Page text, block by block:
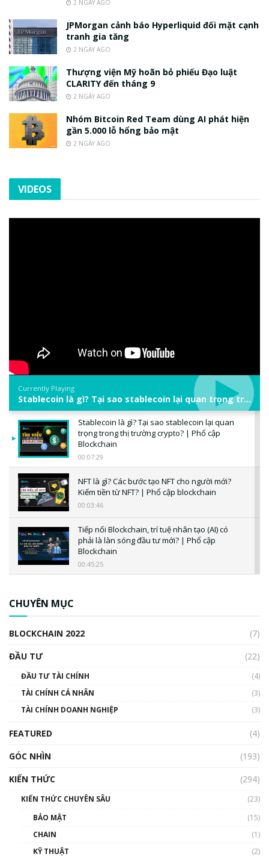
2 NGÀY AGO
JPMorgan cảnh báo Hyperliquid đối mặt cạnh
tranh gia tăng
2 NGÀY AGO
Thượng viện Mỹ hoãn bỏ phiếu Đạo luật
CLARITY đến tháng 9
2 NGÀY AGO
Nhóm Bitcoin Red Team dùng AI phát hiện
gần 5.000 lỗ hổng bảo mật
2 NGÀY AGO
VIDEOS
Currently Playing
Stablecoin là gì? Tại sao stablecoin lại quan trọng trong thị trường crypto? | Phổ cập Blockchain
Stablecoin là gì? Tại sao stablecoin lại quan
trọng trong thị trường crypto? | Phổ cập
Blockchain
00:07:29
NFT là gì? Các bước tạo NFT cho người mới?
Kiếm tiền từ NFT? | Phổ cập blockchain
00:03:46
Tiếp nối Blockchain, trí tuệ nhân tạo (AI) có
phải là làn sóng đầu tư mới? | Phổ cập
Blockchain
00:45:25
00:02:14
Nhìn lại năm 2022: Những sự kiện ảnh hưởng
đến hệ sinh thái tiền mã hoá | Phổ cập
CHUYÊN MỤC
BLOCKCHAIN 2022
(7)
ĐẦU TƯ
(22)
ĐẦU TƯ TÀI CHÍNH
(4)
TÀI CHÍNH CÁ NHÂN
(3)
TÀI CHÍNH DOANH NGHIỆP
(3)
FEATURED
(4)
GÓC NHÌN
(193)
KIẾN THỨC
(294)
KIẾN THỨC CHUYÊN SÂU
(23)
BẢO MẬT
(15)
CHAIN
(1)
KỸ THUẬT
(2)